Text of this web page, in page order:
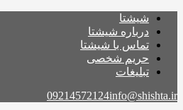
شیشتا
درباره شیشتا
تماس با شیشتا
حریم شخصی
تبلیغات
09214572124info@shishta.ir